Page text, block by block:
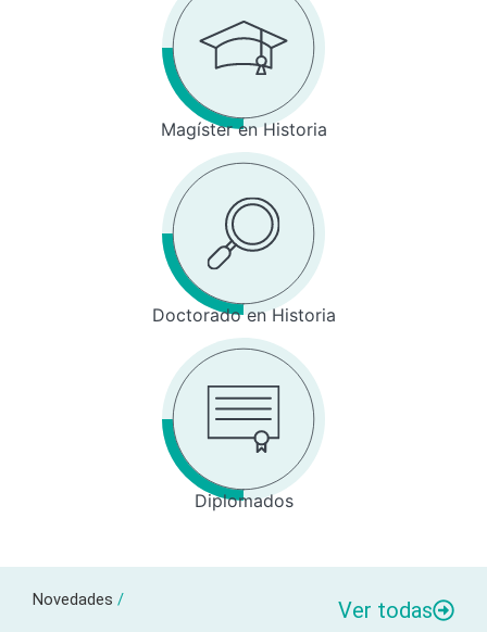
Magíster en Historia
Doctorado en Historia
Diplomados
Novedades / Ver todas